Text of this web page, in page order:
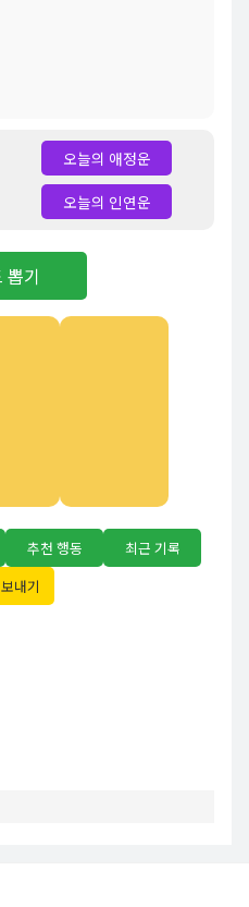
오늘의 애정운
오늘의 인연운
뽑기
추천 행동
최근 기록
내기